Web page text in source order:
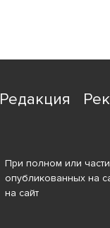
Редакция
При полном или
опубликованных на
на сайт